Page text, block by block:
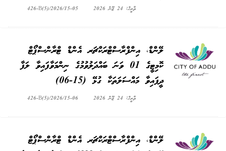
ތާރީޚް: 24 ޖޫން 2026 426-B(5)/2026/15-05
ލޭންޑް، އިންފްރާސްޓްރަކްޗަރ އެންޑް ޓްރާންސްޕޯޓް
ކޮމިޓީގެ 01 ވަނަ ބައްދަލުވުމުގެ ނިންމަވާފައިވާ ލަފާ
ދީފައިވާ މައްސަލަތަކާ ގުޅޭ (15-06)
ތާރީޚް: 24 ޖޫން 2026 426-B(5)/2026/15-06
ލޭންޑް، އިންފްރާސްޓްރަކްޗަރ އެންޑް ޓްރާންސްޕޯޓް